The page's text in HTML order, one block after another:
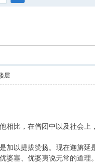
层
比，在僧团中以及社会上
以提拔赞扬。现在迦旃延
婆塞、优婆夷说无常的道理。